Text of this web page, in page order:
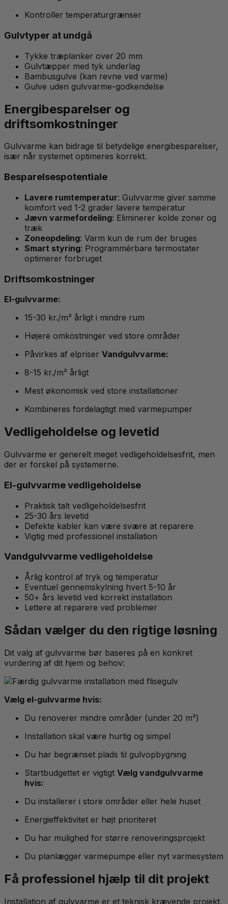
Kontroller temperaturgrænser
Gulvtyper at undgå
Tykke træplanker over 20 mm
Gulvtæpper med tyk underlag
Bambusgulve (kan revne ved varme)
Gulve uden gulvvarme-godkendelse
Energibesparelser og
driftsomkostninger
Gulvvarme kan bidrage til betydelige energibesparelser,
især når systemet optimeres korrekt.
Besparelsespotentiale
Lavere rumtemperatur: Gulvvarme giver samme
komfort ved 1-2 grader lavere temperatur
Jævn varmefordeling: Eliminerer kolde zoner og
træk
Zoneopdeling: Varm kun de rum der bruges
Smart styring: Programmérbare termostater
optimerer forbruget
Driftsomkostninger
El-gulvvarme:
15-30 kr./m² årligt i mindre rum
Højere omkostninger ved store områder
Påvirkes af elpriser Vandgulvvarme:
8-15 kr./m² årligt
Mest økonomisk ved store installationer
Kombineres fordelagtigt med varmepumper
Vedligeholdelse og levetid
Gulvvarme er generelt meget vedligeholdelsesfrit, men
der er forskel på systemerne.
El-gulvvarme vedligeholdelse
Praktisk talt vedligeholdelsesfrit
25-30 års levetid
Defekte kabler kan være svære at reparere
Vigtig med professionel installation
Vandgulvvarme vedligeholdelse
Årlig kontrol af tryk og temperatur
Eventuel gennemskylning hvert 5-10 år
50+ års levetid ved korrekt installation
Lettere at reparere ved problemer
Sådan vælger du den rigtige løsning
Dit valg af gulvvarme bør baseres på en konkret
vurdering af dit hjem og behov:
Vælg el-gulvvarme hvis:
Du renoverer mindre områder (under 20 m²)
Installation skal være hurtig og simpel
Du har begrænset plads til gulvopbygning
Startbudgettet er vigtigt Vælg vandgulvvarme
hvis:
Du installerer i store områder eller hele huset
Energieffektivitet er højt prioriteret
Du har mulighed for større renoveringsprojekt
Du planlægger varmepumpe eller nyt varmesystem
Få professionel hjælp til dit projekt
Installation af gulvvarme er et teknisk krævende projekt,